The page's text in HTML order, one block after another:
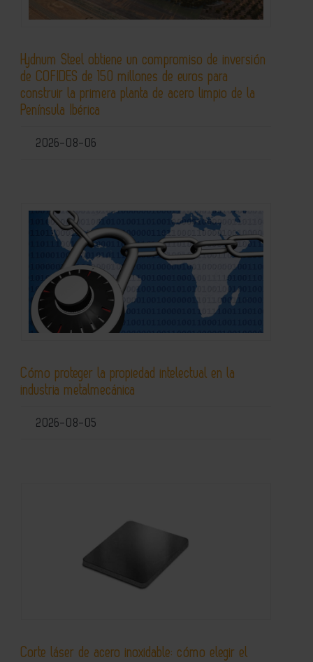
Hydnum Steel obtiene un compromiso de inversión
de COFIDES de 150 millones de euros para
construir la primera planta de acero limpio de la
Península Ibérica
2026-08-06
Cómo proteger la propiedad intelectual en la
industria metalmecánica
2026-08-05
Corte láser de acero inoxidable: cómo elegir el